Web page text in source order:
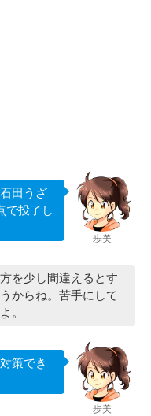
歩美
田うざ
で投了し
を少し間違えるとす
からね。苦手にして
。
歩美
策でき